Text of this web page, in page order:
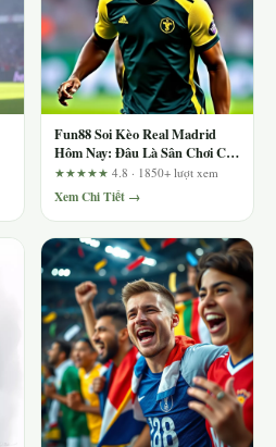
Fun88 Soi Kèo Real Madrid
Hôm Nay: Đâu Là Sân Chơi Cho
Dân Cá Cược Chuyên Nghiệp?
★★★★★ 4.8 · 1850+ lượt xem
Xem Chi Tiết →